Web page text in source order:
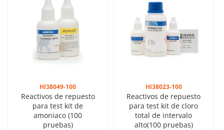
HI38049-100
Reactivos de repuesto
para test kit de
amoniaco (100
pruebas)
HI38023-100
Reactivos de repuesto
para test kit de cloro
total de intervalo
alto(100 pruebas)